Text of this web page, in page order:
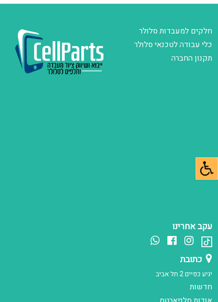
עקב אחרינו
כתובת
יגיע כפיים 2 תל אביב
חדשות
חלקים למעבדות סלולר
כלי עבודה לטכנאי סלולר
תקנון החברה